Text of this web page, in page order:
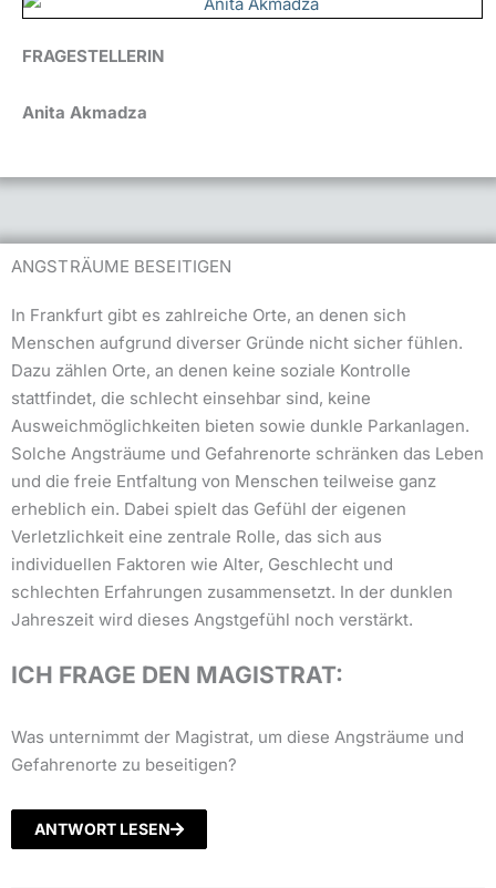
FRAGESTELLERIN
Anita Akmadza
ANGSTRÄUME BESEITIGEN
In Frankfurt gibt es zahlreiche Orte, an denen sich
Menschen aufgrund diverser Gründe nicht sicher fühlen.
Dazu zählen Orte, an denen keine soziale Kontrolle
stattfindet, die schlecht einsehbar sind, keine
Ausweichmöglichkeiten bieten sowie dunkle Parkanlagen.
Solche Angsträume und Gefahrenorte schränken das Leben
und die freie Entfaltung von Menschen teilweise ganz
erheblich ein. Dabei spielt das Gefühl der eigenen
Verletzlichkeit eine zentrale Rolle, das sich aus
individuellen Faktoren wie Alter, Geschlecht und
schlechten Erfahrungen zusammensetzt. In der dunklen
Jahreszeit wird dieses Angstgefühl noch verstärkt.
ICH FRAGE DEN MAGISTRAT:
Was unternimmt der Magistrat, um diese Angsträume und
Gefahrenorte zu beseitigen?
ANTWORT LESEN